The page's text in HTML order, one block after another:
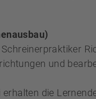
und
die